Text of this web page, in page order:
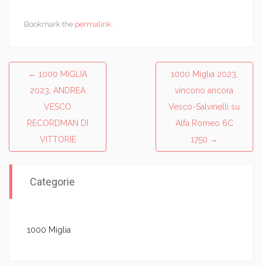
Bookmark the permalink.
Post navigation
← 1000 MIGLIA
2023, ANDREA
VESCO
RECORDMAN DI
VITTORIE
1000 Miglia 2023,
vincono ancora
Vesco-Salvinelli su
Alfa Romeo 6C
1750 →
Categorie
1000 Miglia